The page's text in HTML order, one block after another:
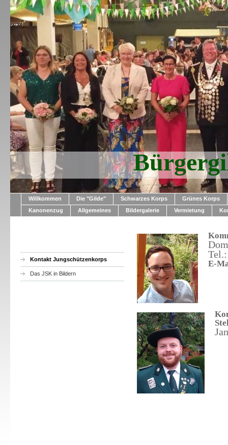
Willkommen Die "Gilde" Schwarzes Korps
Grünes Korps
Kanonenzug
Allgemeines Bildergalerie Vermietung
Kontakt Jungschützenkorps
Das JSK in Bildern
E-